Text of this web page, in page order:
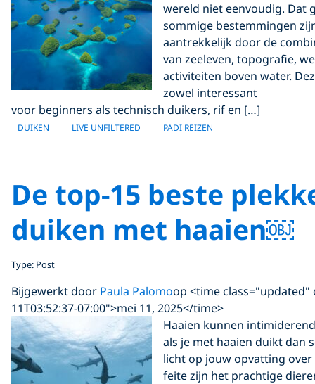
wereld niet eenvoudig. Dat
sommige bestemmingen
aantrekkelijk door de
van zeeleven, topografie,
activiteiten boven water.
zowel interessant
voor beginners als technisch duikers, rif en […]
DUIKEN LIVE UNFILTERED PADI REIZEN
De top-15 beste
duiken met haaien￼
Type: Post
Bijgewerkt door Paula Palomoop <time class="updated"
11T03:52:37-07:00">mei 11, 2025</time>
Haaien kunnen
als je met haaien duikt dan
licht op jouw opvatting
feite zijn het prachtige